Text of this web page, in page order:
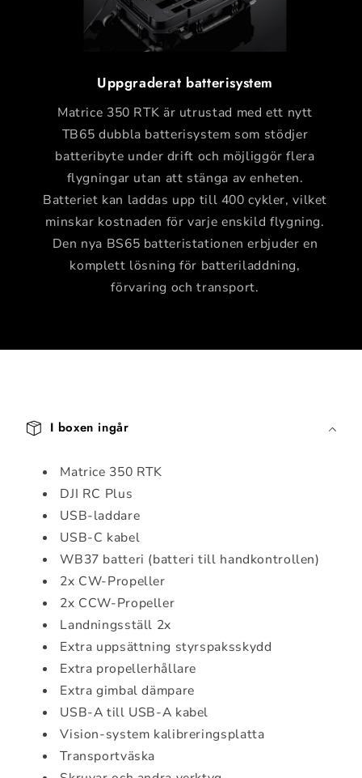
Uppgraderat batterisystem
Matrice 350 RTK är utrustad med ett nytt
TB65 dubbla batterisystem som stödjer
batteribyte under drift och möjliggör flera
flygningar utan att stänga av enheten.
Batteriet kan laddas upp till 400 cykler, vilket
minskar kostnaden för varje enskild flygning.
Den nya BS65 batteristationen erbjuder en
komplett lösning för batteriladdning,
förvaring och transport.
I boxen ingår
Matrice 350 RTK
DJI RC Plus
USB-laddare
USB-C kabel
WB37 batteri (batteri till handkontrollen)
2x CW-Propeller
2x CCW-Propeller
Landningsställ 2x
Extra uppsättning styrspaksskydd
Extra propellerhållare
Extra gimbal dämpare
USB-A till USB-A kabel
Vision-system kalibreringsplatta
Transportväska